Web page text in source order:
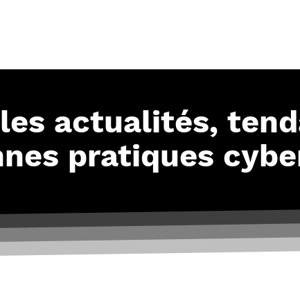
actualités,
pratiques